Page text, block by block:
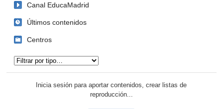
Canal EducaMadrid
Últimos contenidos
Centros
Inicia sesión para aportar contenidos, crear listas de
reproducción...